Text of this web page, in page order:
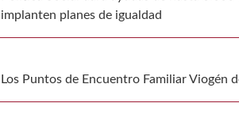
implanten planes de igualdad
Los Puntos de Encuentro Familiar Viogén